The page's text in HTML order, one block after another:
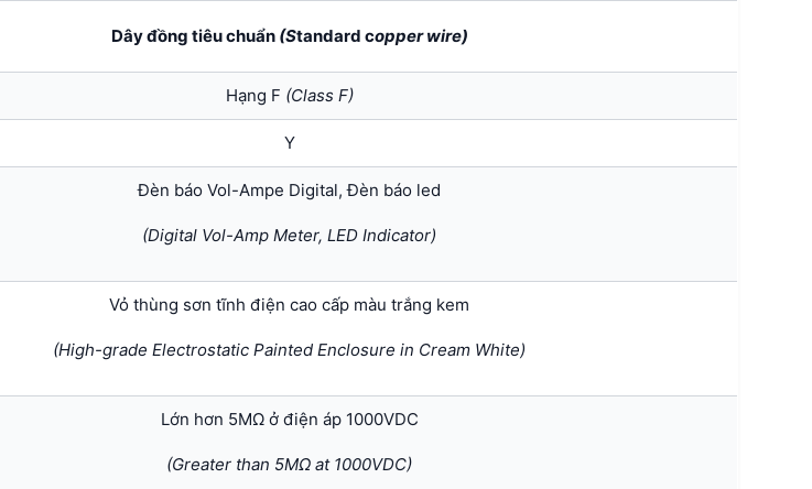
Dây đồng tiêu chuẩn (Standard copper wire)
Hạng F (Class F)
Y
Đèn báo Vol-Ampe Digital, Đèn báo led
(Digital Vol-Amp Meter, LED Indicator)
Vỏ thùng sơn tĩnh điện cao cấp màu trắng kem
(High-grade Electrostatic Painted Enclosure in Cream White)
Lớn hơn 5MΩ ở điện áp 1000VDC
(Greater than 5MΩ at 1000VDC)